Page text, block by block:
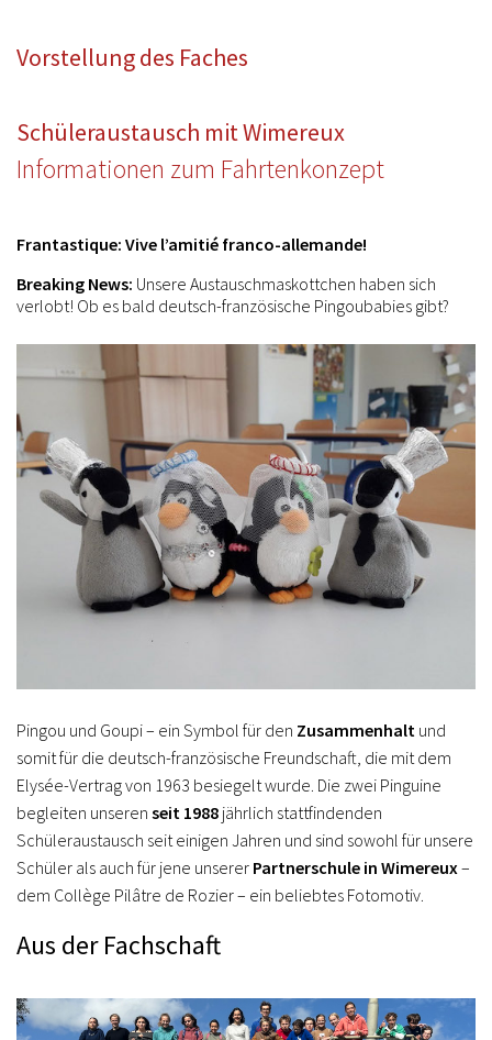
Vorstellung des Faches
Schüleraustausch mit Wimereux
Informationen zum Fahrtenkonzept
Frantastique: Vive l’amitié franco-allemande!
Breaking News: Unsere Austauschmaskottchen haben sich
verlobt! Ob es bald deutsch-französische Pingoubabies gibt?
Pingou und Goupi – ein Symbol für den Zusammenhalt und
somit für die deutsch-französische Freundschaft, die mit dem
Elysée-Vertrag von 1963 besiegelt wurde. Die zwei Pinguine
begleiten unseren seit 1988 jährlich stattfindenden
Schüleraustausch seit einigen Jahren und sind sowohl für unsere
Schüler als auch für jene unserer Partnerschule in Wimereux –
dem Collège Pilâtre de Rozier – ein beliebtes Fotomotiv.
Aus der Fachschaft